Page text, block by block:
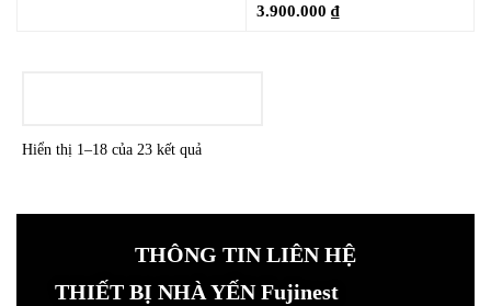
3.900.000 ₫
Hiển thị 1–18 của 23 kết quả
THÔNG TIN LIÊN HỆ
THIẾT BỊ NHÀ YẾN Fujinest